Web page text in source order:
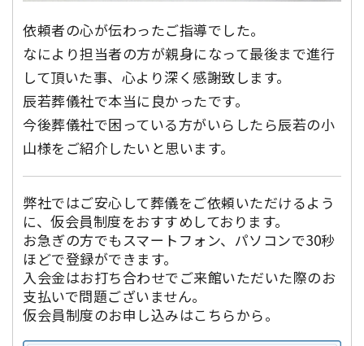
依頼者の心が伝わったご指導でした。
なにより担当者の方が親身になって最後まで進行
して頂いた事、心より深く感謝致します。
辰若葬儀社で本当に良かったです。
今後葬儀社で困っている方がいらしたら辰若の小
山様をご紹介したいと思います。
弊社ではご安心して葬儀をご依頼いただけるよう
に、仮会員制度をおすすめしております。
お急ぎの方でもスマートフォン、パソコンで30秒
ほどで登録ができます。
入会金はお打ち合わせでご来館いただいた際のお
支払いで問題ございません。
仮会員制度のお申し込みはこちらから。